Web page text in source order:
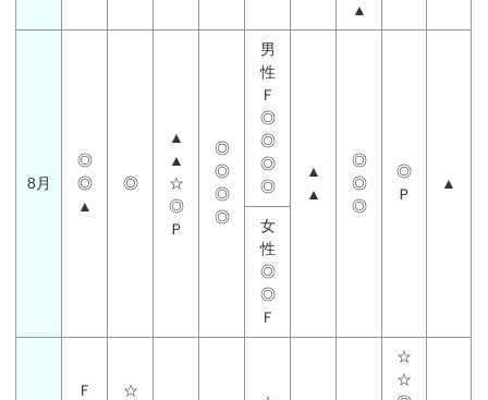
▲
8月
◎
◎
▲
◎
▲
▲
☆
◎
Ｐ
◎
◎
◎
◎
男
性
Ｆ
◎
◎
◎
◎
▲
▲
◎
◎
◎
◎
Ｐ
▲
女
性
◎
◎
Ｆ
Ｆ
☆
☆
☆